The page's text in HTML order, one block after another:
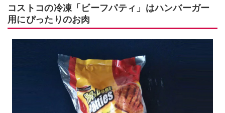
コストコの冷凍「ビーフパティ」はハンバーガー
用にぴったりのお肉